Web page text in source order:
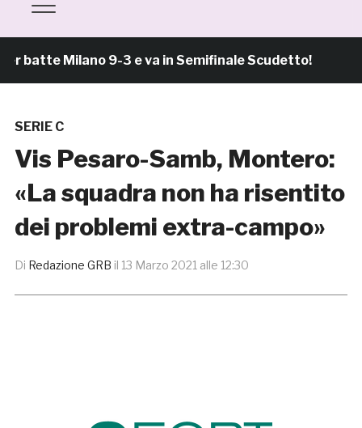
Milano 9-3 e va in Semifinale Scudetto!
SERIE C
Vis Pesaro-Samb, Montero:
«La squadra non ha risentito
dei problemi extra-campo»
Di Redazione GRB il 13 Marzo 2021 alle 12:30